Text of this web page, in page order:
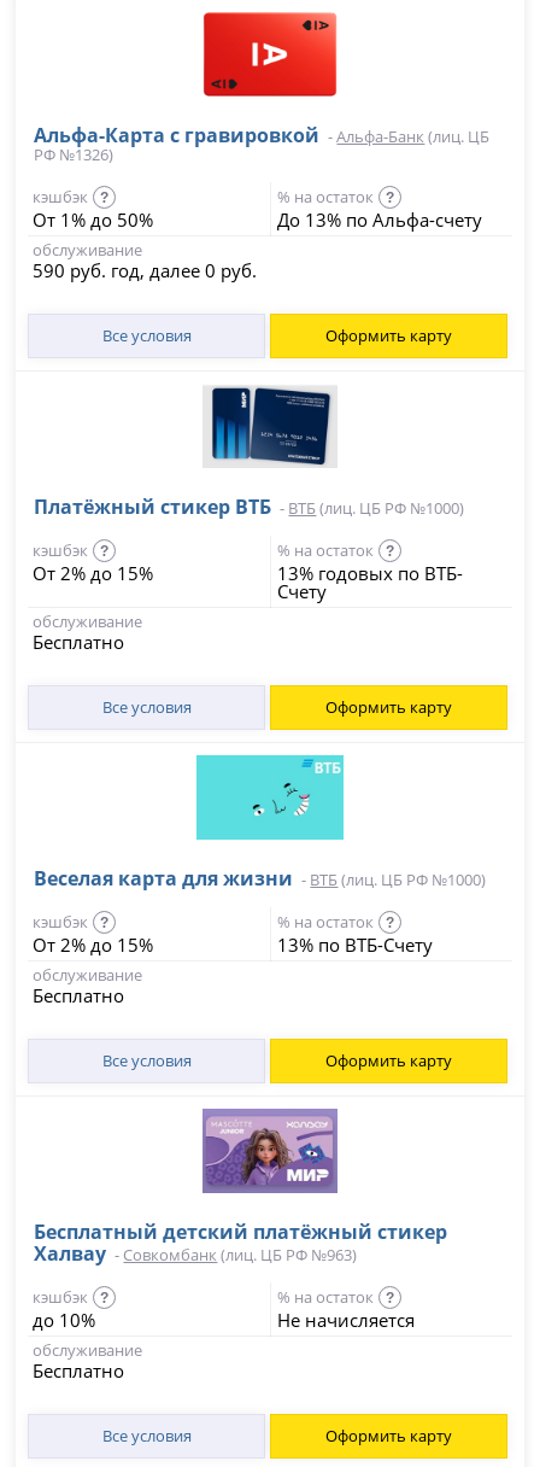
Альфа-Карта с гравировкой -Альфа-Банк (лиц. ЦБ
РФ №1326)
кэшбэк
?
От 1% до 50%
% на остаток ?
До 13% по Альфа-счету
обслуживание
590 руб. год, далее 0 руб.
Все условия Оформить карту
Платёжный стикер ВТБ - ВТБ(лиц. ЦБ РФ №1000)
кэшбэк
?
От 2% до 15%
% на остаток ?
13% годовых по ВТБ-
Счету
обслуживание
Бесплатно
Все условия Оформить карту
Веселая карта для жизни - ВТБ(лиц. ЦБ РФ №1000)
кэшбэк
?
От 2% до 15%
% на остаток ?
13% по ВТБ-Счету
обслуживание
Бесплатно
Все условия Оформить карту
Бесплатный детский платёжный стикер
Халвау - Совкомбанк (лиц. ЦБ РФ №963)
кэшбэк
?
до 10%
% на остаток ?
Не начисляется
обслуживание
Бесплатно
Все условия Оформить карту